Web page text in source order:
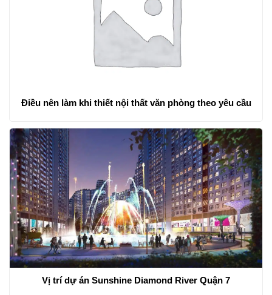
Điều nên làm khi thiết nội thất văn phòng theo yêu cầu
Vị trí dự án Sunshine Diamond River Quận 7